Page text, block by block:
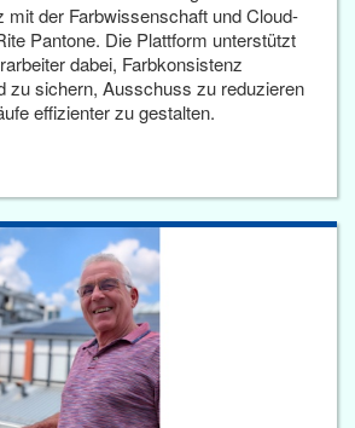
mit der Farbwissenschaft und Cloud-
Pantone. Die Plattform unterstützt
dabei, Farbkonsistenz
zu sichern, Ausschuss zu reduzieren
effizienter zu gestalten.